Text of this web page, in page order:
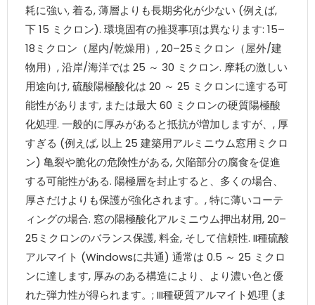
耗に強い, 着る, 薄層よりも長期劣化が少ない (例えば,
下 15 ミクロン). 環境固有の推奨事項は異なります: 15–
18ミクロン（屋内/乾燥用）, 20–25ミクロン（屋外/建
物用）, 沿岸/海洋では 25 ～ 30 ミクロン. 摩耗の激しい
用途向け, 硫酸陽極酸化は 20 ～ 25 ミクロンに達する可
能性があります, または最大 60 ミクロンの硬質陽極酸
化処理. 一般的に厚みがあると抵抗が増加しますが、, 厚
すぎる (例えば, 以上 25 建築用アルミニウム窓用ミクロ
ン) 亀裂や脆化の危険性がある, 欠陥部分の腐食を促進
する可能性がある. 陽極層を封止すると、多くの場合、
厚さだけよりも保護が強化されます。, 特に薄いコーテ
ィングの場合. 窓の陽極酸化アルミニウム押出材用, 20–
25ミクロンのバランス保護, 料金, そして信頼性. II種硫酸
アルマイト (Windowsに共通) 通常は 0.5 ～ 25 ミクロ
ンに達します, 厚みのある構造により、より濃い色と優
れた弾力性が得られます。; III種硬質アルマイト処理 (ま